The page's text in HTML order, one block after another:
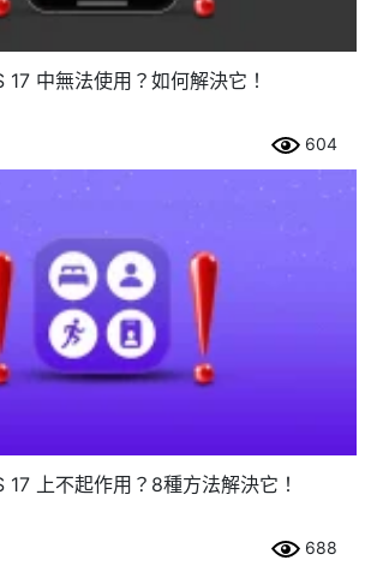
17 中無法使用？如何解決它！
604
17 上不起作用？8種方法解決它！
688